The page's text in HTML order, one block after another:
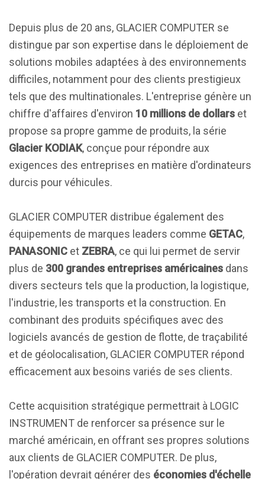
Depuis plus de 20 ans, GLACIER COMPUTER se
distingue par son expertise dans le déploiement de
solutions mobiles adaptées à des environnements
difficiles, notamment pour des clients prestigieux
tels que des multinationales. L'entreprise génère un
chiffre d'affaires d'environ 10 millions de dollars et
propose sa propre gamme de produits, la série
Glacier KODIAK, conçue pour répondre aux
exigences des entreprises en matière d'ordinateurs
durcis pour véhicules.
GLACIER COMPUTER distribue également des
équipements de marques leaders comme GETAC,
PANASONIC et ZEBRA, ce qui lui permet de servir
plus de 300 grandes entreprises américaines dans
divers secteurs tels que la production, la logistique,
l'industrie, les transports et la construction. En
combinant des produits spécifiques avec des
logiciels avancés de gestion de flotte, de traçabilité
et de géolocalisation, GLACIER COMPUTER répond
efficacement aux besoins variés de ses clients.
Cette acquisition stratégique permettrait à LOGIC
INSTRUMENT de renforcer sa présence sur le
marché américain, en offrant ses propres solutions
aux clients de GLACIER COMPUTER. De plus,
l'opération devrait générer des économies d'échelle